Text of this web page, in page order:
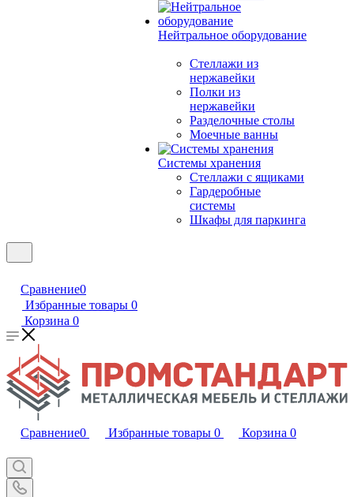
Нейтральное оборудование
Стеллажи из
нержавейки
Полки из
нержавейки
Разделочные столы
Моечные ванны
Системы хранения
Стеллажи с ящиками
Гардеробные
системы
Шкафы для паркинга
Сравнение0
Избранные товары 0
Корзина 0
Сравнение0 Избранные товары 0 Корзина 0